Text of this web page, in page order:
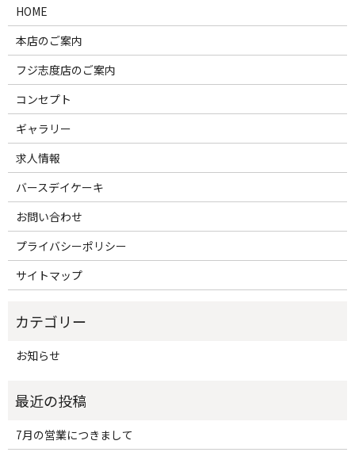
HOME
本店のご案内
フジ志度店のご案内
コンセプト
ギャラリー
求人情報
バースデイケーキ
お問い合わせ
プライバシーポリシー
サイトマップ
お知らせ
7月の営業につきまして